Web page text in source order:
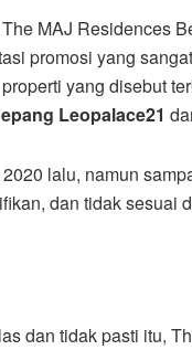
MAJ Residences
promosi yang
yang disebut
Leopalace21
lalu, namun
dan tidak sesuai
dan tidak pasti itu,